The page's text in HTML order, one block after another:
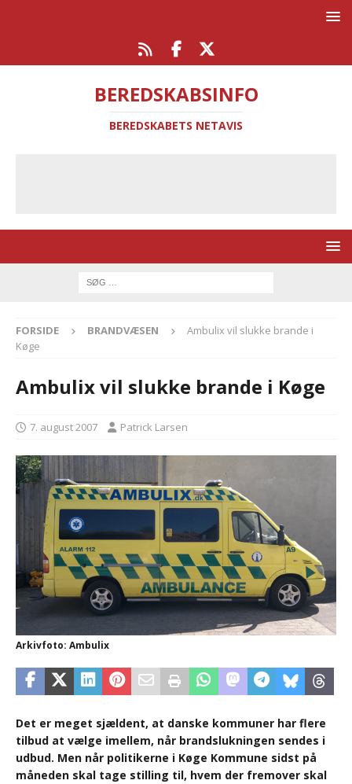
BEREDSKABSINFO
BEREDSKABETS NETAVIS
FORSIDE BRANDVÆSEN
Ambulix vil slukke brande i
Køge
Ambulix vil slukke brande i Køge
7. august 2007 Patrick Larsen
Arkivfoto: Ambulix
Det er meget sjældent, at danske kommuner har flere
tilbud at vælge imellem, når brandslukningen sendes i
udbud. Men når politikerne i Køge Kommune sidst på
måneden skal tage stilling til, hvem der fremover skal